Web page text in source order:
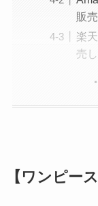
販
楽
売
【ワンピー